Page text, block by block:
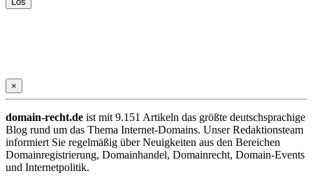
×
domain-recht.de ist mit 9.151 Artikeln das größte deutschsprachige
Blog rund um das Thema Internet-Domains. Unser Redaktionsteam
informiert Sie regelmäßig über Neuigkeiten aus den Bereichen
Domainregistrierung, Domainhandel, Domainrecht, Domain-Events
und Internetpolitik.